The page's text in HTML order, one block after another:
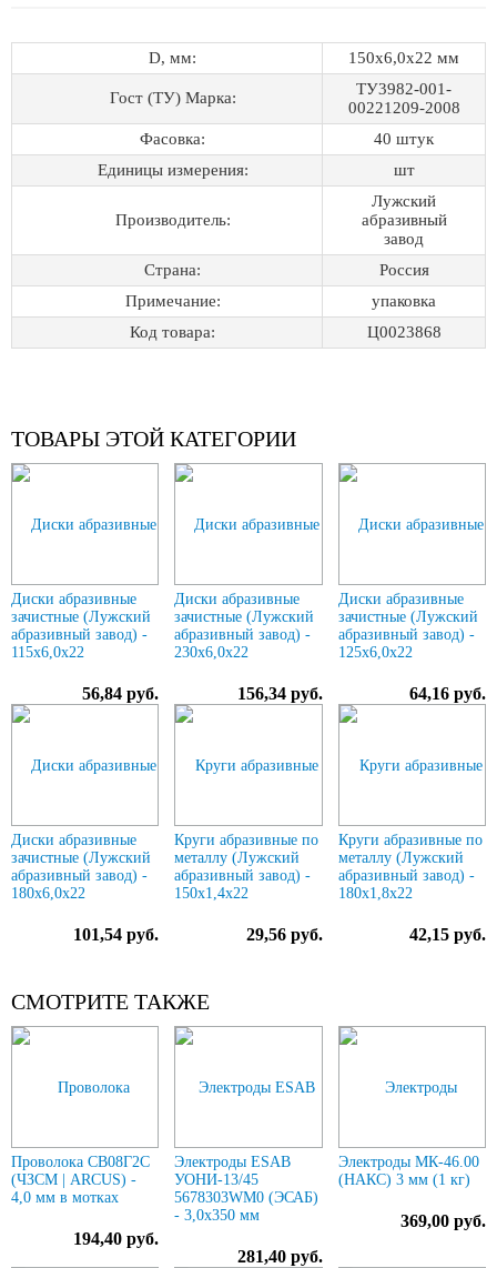
D, мм: 150х6,0х22 мм
Гост (ТУ) Марка:
ТУ3982-001-
00221209-2008
Фасовка:
40 штук
Единицы измерения:
шт
Производитель:
Лужский
абразивный
завод
Страна:
Россия
Примечание:
упаковка
Код товара:
Ц0023868
ТОВАРЫ ЭТОЙ КАТЕГОРИИ
Диски абразивные
зачистные (Лужский
абразивный завод) -
115х6,0х22
56,84 руб.
Диски абразивные
зачистные (Лужский
абразивный завод) -
230х6,0х22
156,34 руб.
Диски абразивные
зачистные (Лужский
абразивный завод) -
125х6,0х22
64,16 руб.
Диски абразивные
зачистные (Лужский
абразивный завод) -
180х6,0х22
101,54 руб.
Круги абразивные по
металлу (Лужский
абразивный завод) -
150х1,4х22
29,56 руб.
Круги абразивные по
металлу (Лужский
абразивный завод) -
180х1,8х22
42,15 руб.
СМОТРИТЕ ТАКЖЕ
Проволока СВ08Г2С
(ЧЗСМ | ARCUS) -
4,0 мм в мотках
194,40 руб.
Электроды ESAB
УОНИ-13/45
5678303WM0 (ЭСАБ)
- 3,0х350 мм
281,40 руб.
Электроды МК-46.00
(НАКС) 3 мм (1 кг)
369,00 руб.